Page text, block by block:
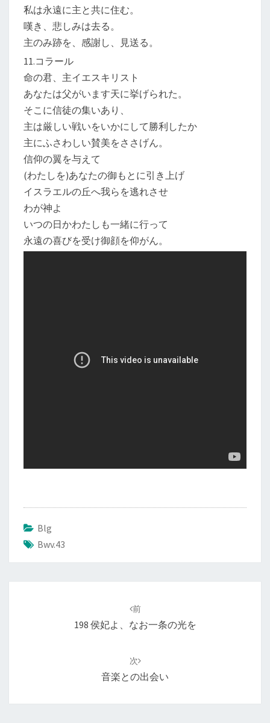
私は永遠に主と共に住む。
嘆き、悲しみは去る。
主のみ跡を、感謝し、見送る。
11.コラール
命の君、主イエスキリスト
あなたは父がいます天に挙げられた。
そこに信徒の集いあり、
主は厳しい戦いをいかにして勝利したか
主にふさわしい賛美をささげん。
信仰の翼を与えて
(わたしを)あなたの御もとに引き上げ
イスラエルの丘へ我らを逃れさせ
わが神よ
いつの日かわたしも一緒に行って
永遠の喜びを受け御顔を仰がん。
Blg
Bwv.43
前
198 侯妃よ、なお一条の光を
次
音楽との出会い